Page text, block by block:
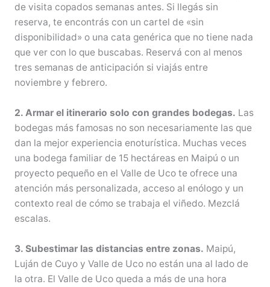
de visita copados semanas antes. Si llegás sin
reserva, te encontrás con un cartel de «sin
disponibilidad» o una cata genérica que no tiene nada
que ver con lo que buscabas. Reservá con al menos
tres semanas de anticipación si viajás entre
noviembre y febrero.
2. Armar el itinerario solo con grandes bodegas. Las
bodegas más famosas no son necesariamente las que
dan la mejor experiencia enoturística. Muchas veces
una bodega familiar de 15 hectáreas en Maipú o un
proyecto pequeño en el Valle de Uco te ofrece una
atención más personalizada, acceso al enólogo y un
contexto real de cómo se trabaja el viñedo. Mezclá
escalas.
3. Subestimar las distancias entre zonas. Maipú,
Luján de Cuyo y Valle de Uco no están una al lado de
la otra. El Valle de Uco queda a más de una hora